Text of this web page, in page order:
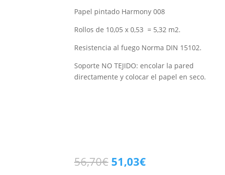
Papel pintado Harmony 008
Rollos de 10,05 x 0,53 = 5,32 m2.
Resistencia al fuego Norma DIN 15102.
Soporte NO TEJIDO: encolar la pared
directamente y colocar el papel en seco.
56,70€ El
51,03€El